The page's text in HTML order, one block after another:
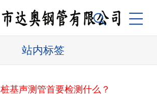
站内标签
桩基声测管首要检测什么？